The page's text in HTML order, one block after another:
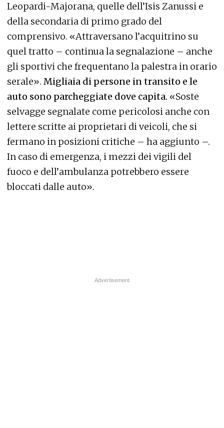
Leopardi-Majorana, quelle dell’Isis Zanussi e
della secondaria di primo grado del
comprensivo. «Attraversano l’acquitrino su
quel tratto – continua la segnalazione – anche
gli sportivi che frequentano la palestra in orario
serale». Migliaia di persone in transito e le
auto sono parcheggiate dove capita. «Soste
selvagge segnalate come pericolosi anche con
lettere scritte ai proprietari di veicoli, che si
fermano in posizioni critiche – ha aggiunto –.
In caso di emergenza, i mezzi dei vigili del
fuoco e dell’ambulanza potrebbero essere
bloccati dalle auto».